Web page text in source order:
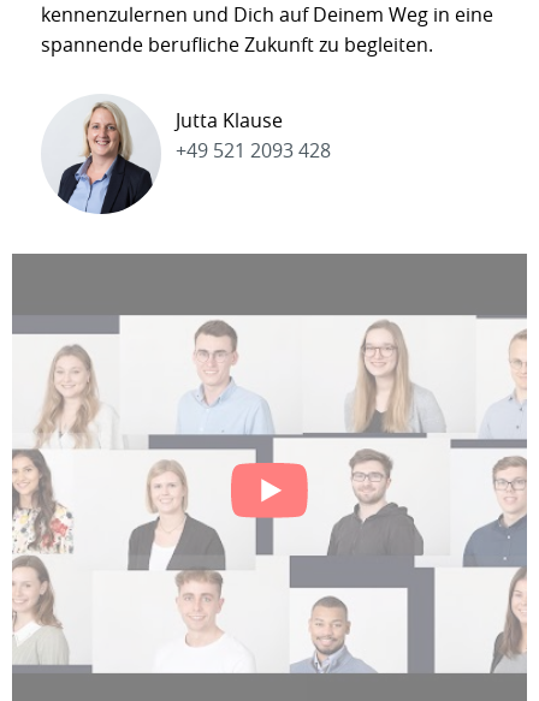
kennenzulernen und Dich auf Deinem Weg in eine
spannende berufliche Zukunft zu begleiten.
Jutta Klause
+49 521 2093 428